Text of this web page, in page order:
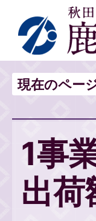
現在のペー
1事
出荷